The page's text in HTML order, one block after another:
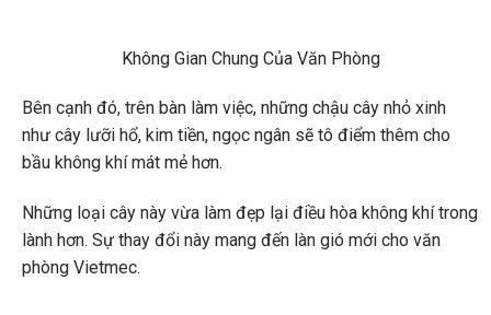
Không Gian Chung Của Văn Phòng
Bên cạnh đó, trên bàn làm việc, những chậu cây nhỏ xinh
như cây lưỡi hổ, kim tiền, ngọc ngân sẽ tô điểm thêm cho
bầu không khí mát mẻ hơn.
Những loại cây này vừa làm đẹp lại điều hòa không khí trong
lành hơn. Sự thay đổi này mang đến làn gió mới cho văn
phòng Vietmec.